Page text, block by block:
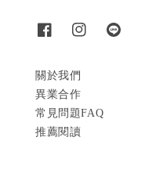
關於我們
異業合作
常見問題FAQ
推薦閱讀